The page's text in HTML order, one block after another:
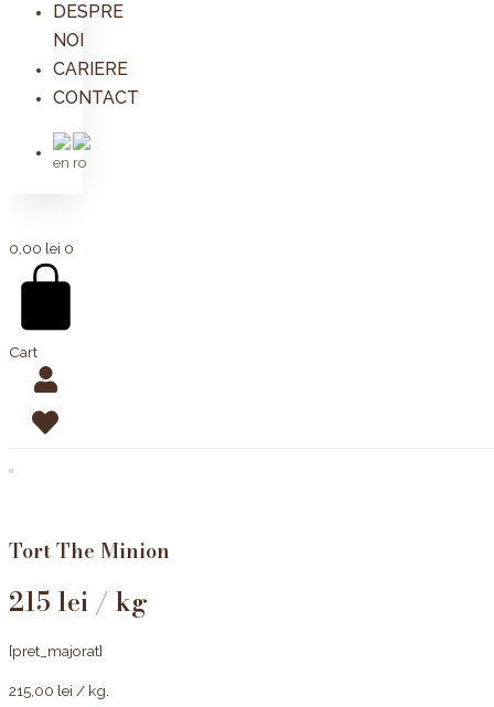
DESPRE
NOI
CARIERE
CONTACT
0,00 lei 0
Cart
Tort The Minion
215 lei / kg
[pret_majorat]
215,00 lei / kg.